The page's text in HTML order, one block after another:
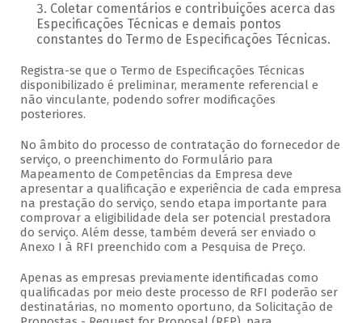
Coletar comentários e contribuições acerca das
Especificações Técnicas e demais pontos
constantes do Termo de Especificações Técnicas.
Registra-se que o Termo de Especificações Técnicas
disponibilizado é preliminar, meramente referencial e
não vinculante, podendo sofrer modificações
posteriores.
No âmbito do processo de contratação do fornecedor de
serviço, o preenchimento do Formulário para
Mapeamento de Competências da Empresa deve
apresentar a qualificação e experiência de cada empresa
na prestação do serviço, sendo etapa importante para
comprovar a eligibilidade dela ser potencial prestadora
do serviço. Além desse, também deverá ser enviado o
Anexo I à RFI preenchido com a Pesquisa de Preço.
Apenas as empresas previamente identificadas como
qualificadas por meio deste processo de RFI poderão ser
destinatárias, no momento oportuno, da Solicitação de